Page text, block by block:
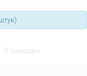
В закладки